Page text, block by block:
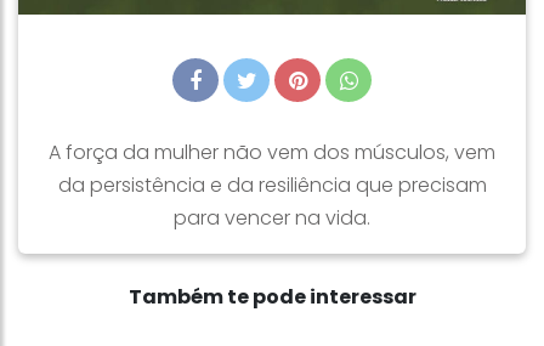
A força da mulher não vem dos músculos, vem
da persistência e da resiliência que precisam
para vencer na vida.
Também te pode interessar